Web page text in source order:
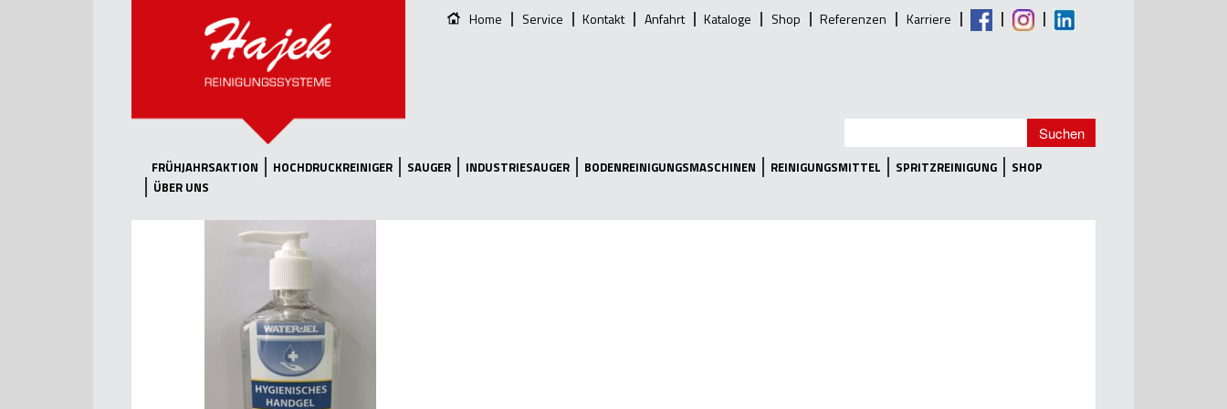
Home Service Kontakt Anfahrt Kataloge Shop Referenzen Karriere
FRÜHJAHRSAKTION HOCHDRUCKREINIGER SAUGER INDUSTRIESAUGER BODENREINIGUNGSMASCHINEN REINIGUNGSMITTEL SPRITZREINIGUNG
SHOP
ÜBER UNS